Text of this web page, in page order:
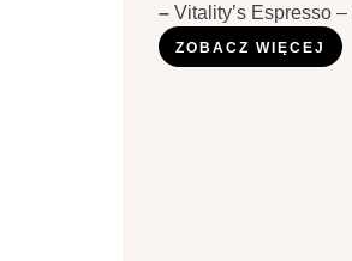
– Vitality’s Espresso
ZOBACZ WIĘCEJ